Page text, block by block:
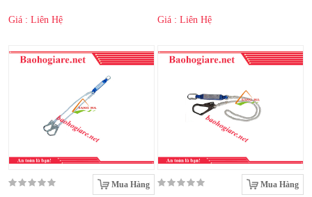
Giá : Liên Hệ Giá : Liên Hệ
Mua Hàng Mua Hàng